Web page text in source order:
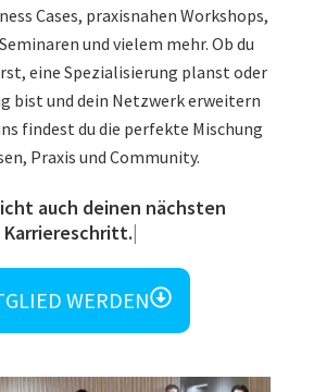
Cases, praxisnahen Workshops,
und vielem mehr. Ob du
eine Spezialisierung planst oder
bist und dein Netzwerk erweitern
findest du die perfekte Mischung
Praxis und Community.
auch deinen nä
WERDEN